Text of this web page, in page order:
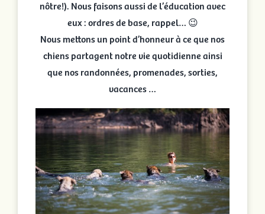
nôtre!). Nous faisons aussi de l’éducation avec
eux : ordres de base, rappel… 😉
Nous mettons un point d’honneur à ce que nos
chiens partagent notre vie quotidienne ainsi
que nos randonnées, promenades, sorties,
vacances …